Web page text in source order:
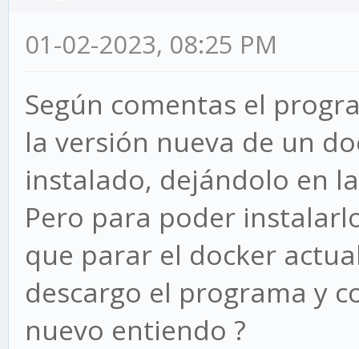
01-02-2023, 08:25 PM
Según comentas el
la versión nueva de un
instalado, dejándolo en
Pero para poder
que parar el docker
descargo el programa y
nuevo entiendo ?